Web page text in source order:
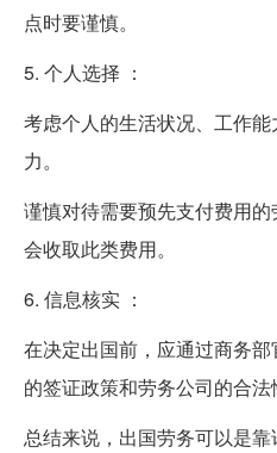
点时要谨慎。
5. 个人选择 ：
考虑个人的生活状况、工作
力。
谨慎对待需要预先支付费用
会收取此类费用。
6. 信息核实 ：
在决定出国前，应通过商务
的签证政策和劳务公司的合法
总结来说，出国劳务可以是